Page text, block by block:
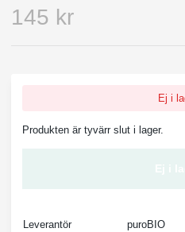
145 kr
Ej i
Produkten är tyvärr slut i lager.
Leverantör puroBIO